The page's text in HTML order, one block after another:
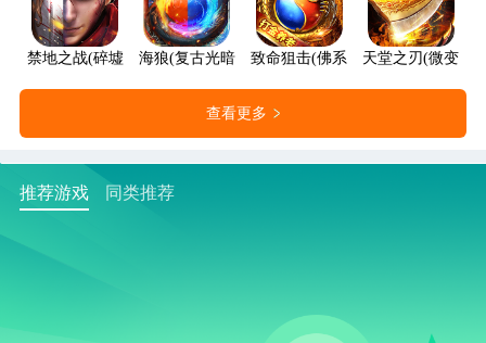
禁地之战(碎墟诸天沉默)海狼(复古光暗福利版)致命狙击(佛系打金养老传奇)
天堂之刃(微变攻
查看更多
推荐游戏 同类推荐